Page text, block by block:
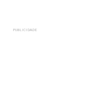
PUBLICIDADE